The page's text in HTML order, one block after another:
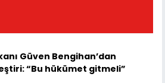
Güven Bengihan’dan
“Bu hükümet gitmeli”